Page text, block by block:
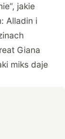
jakie
Alladin i
Giana
miks daje